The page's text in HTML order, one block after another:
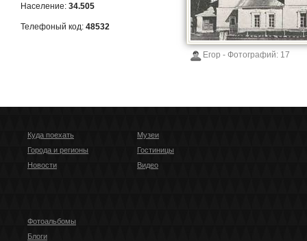
Население: 34.505
Телефоный код: 48532
Егор - Фотографий: 17
Куда поехать
Города и регионы
Новости
Музеи
Гостиницы
Видео
Фотоальбомы
Блоги